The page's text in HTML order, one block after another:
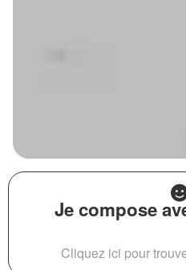
Je compose
Cliquez ici pour